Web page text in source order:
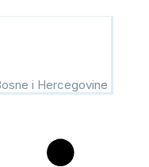
i Hercegovine